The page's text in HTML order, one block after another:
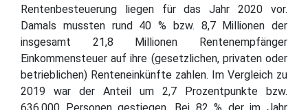
Rentenbesteuerung liegen für das Jahr 2020 vor.
Damals mussten rund 40 % bzw. 8,7 Millionen der
insgesamt 21,8 Millionen Rentenempfänger
Einkommensteuer auf ihre (gesetzlichen, privaten oder
betrieblichen) Renteneinkünfte zahlen. Im Vergleich zu
2019 war der Anteil um 2,7 Prozentpunkte bzw.
636.000 Personen gestiegen. Bei 82 % der im Jahr